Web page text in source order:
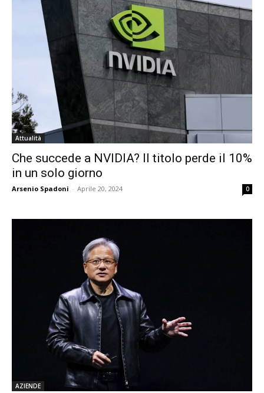
Attualità
Che succede a NVIDIA? Il titolo perde il 10%
in un solo giorno
Arsenio Spadoni - Aprile 20, 2024 0
AZIENDE